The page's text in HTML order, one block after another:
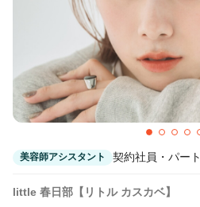
美容師アシスタント 契約社員・パート
little 春日部【リトル カスカベ】